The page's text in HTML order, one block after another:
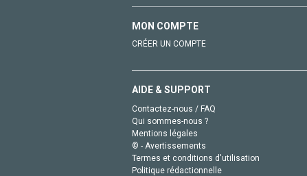
MON COMPTE
CRÉER UN COMPTE
AIDE & SUPPORT
Contactez-nous / FAQ
Qui sommes-nous ?
Mentions légales
© - Avertissements
Termes et conditions d'utilisation
Politique rédactionnelle